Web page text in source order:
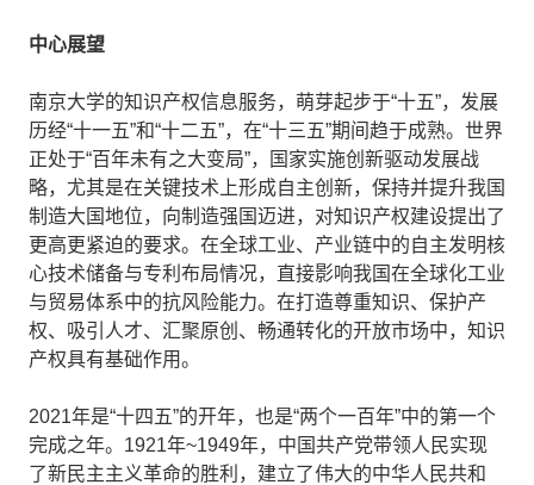
中心展望
南京大学的知识产权信息服务，萌芽起步于“十五”，发展
历经“十一五”和“十二五”，在“十三五”期间趋于成熟。世界
正处于“百年未有之大变局”，国家实施创新驱动发展战
略，尤其是在关键技术上形成自主创新，保持并提升我国
制造大国地位，向制造强国迈进，对知识产权建设提出了
更高更紧迫的要求。在全球工业、产业链中的自主发明核
心技术储备与专利布局情况，直接影响我国在全球化工业
与贸易体系中的抗风险能力。在打造尊重知识、保护产
权、吸引人才、汇聚原创、畅通转化的开放市场中，知识
产权具有基础作用。
2021年是“十四五”的开年，也是“两个一百年”中的第一个
完成之年。1921年~1949年，中国共产党带领人民实现
了新民主主义革命的胜利，建立了伟大的中华人民共和